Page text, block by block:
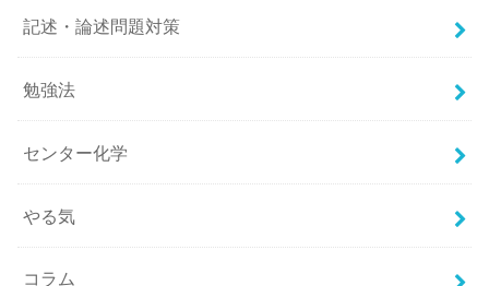
記述・論述問題対策
勉強法
センター化学
やる気
コラム